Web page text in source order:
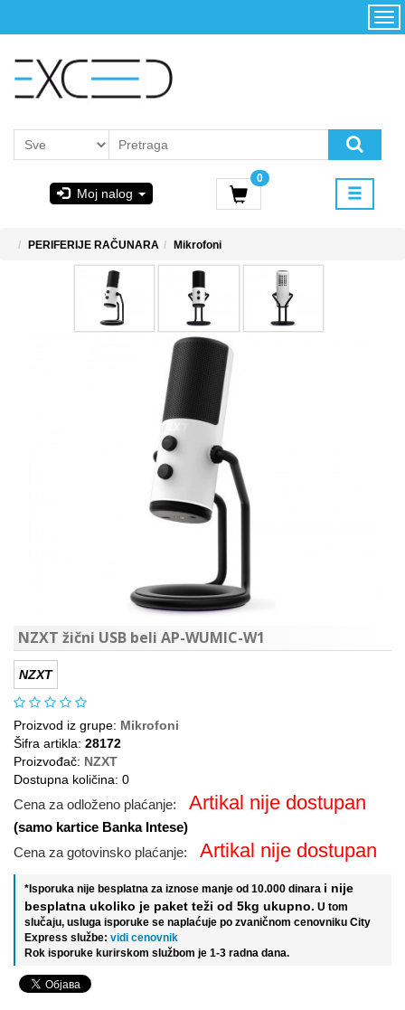
Moj nalog
0
Početna
korišćenja i
PoweredByAsus
PERIFERIJE RAČUNARA Mikrofoni
NZXT žični USB beli AP-WUMIC-W1
NZXT
Proizvod iz grupe: Mikrofoni
Šifra artikla: 28172
Proizvođač: NZXT
Dostupna količina: 0
Cena za odloženo plaćanje: Artikal nije dostupan
(samo kartice Banka Intese)
Cena za gotovinsko plaćanje:
Artikal nije dostupan
*Isporuka nije besplatna za iznose manje od 10.000 dinara i nije
besplatna ukoliko je paket teži od 5kg ukupno. U tom
slučaju, usluga isporuke se naplaćuje po zvaničnom cenovniku City
Express službe: vidi cenovnik
Rok isporuke kurirskom službom je 1-3 radna dana.